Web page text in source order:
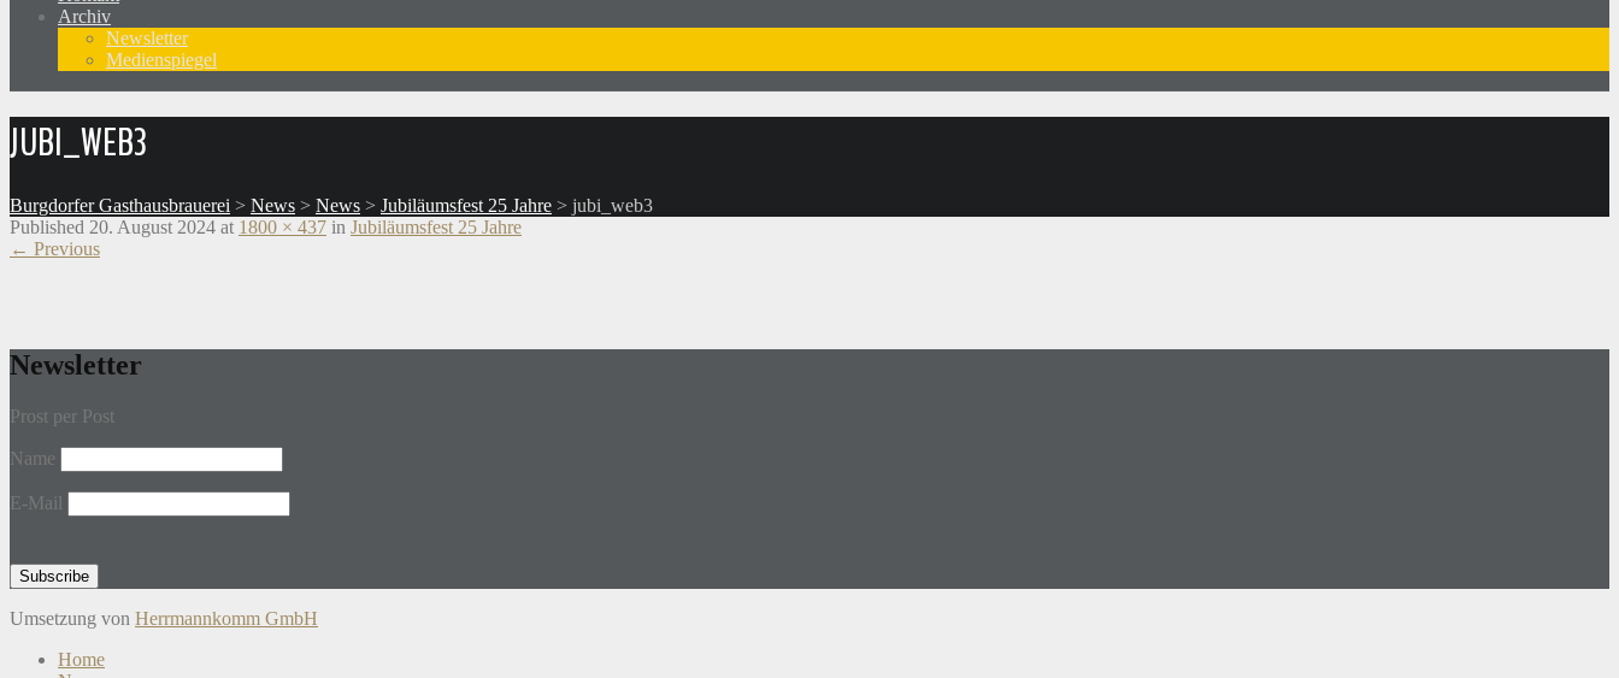
Archiv
Newsletter
Medienspiegel
JUBI_WEB3
Burgdorfer Gasthausbrauerei > News > News > Jubiläumsfest 25 Jahre > jubi_web3
Published 20. August 2024 at 1800 × 437 in Jubiläumsfest 25 Jahre
← Previous
Newsletter
Prost per Post
Name
E-Mail
Umsetzung von Herrmannkomm GmbH
Home